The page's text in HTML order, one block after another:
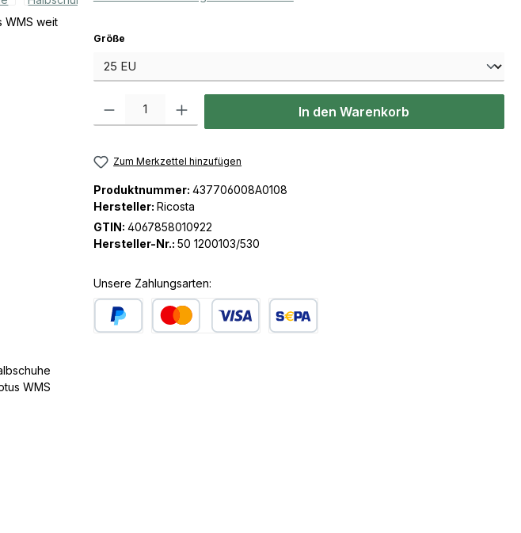
Größeauswählen
Produkt Anzahl: Gib den gewünschten Wert ein oder benutze die Schaltflächen
In den Warenkorb
Zum Merkzettel hinzufügen
Produktnummer: 437706008A0108
Hersteller: Ricosta
GTIN: 4067858010922
Hersteller-Nr.: 50 1200103/530
Unsere Zahlungsarten: